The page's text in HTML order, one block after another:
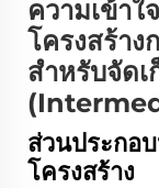
ความเข้าใ
โครงสร้าง
สำหรับจัดเ
ส่วนประกอ
โครงสร้าง